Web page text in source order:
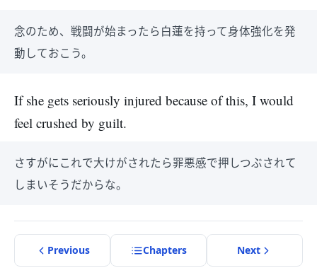
念のため、戦闘が始まったら白蓮を持って身体強化を発
動しておこう。
If she gets seriously injured because of this, I would
feel crushed by guilt.
さすがにこれで大けがされたら罪悪感で押しつぶされて
しまいそうだからな。
Previous Chapters Next